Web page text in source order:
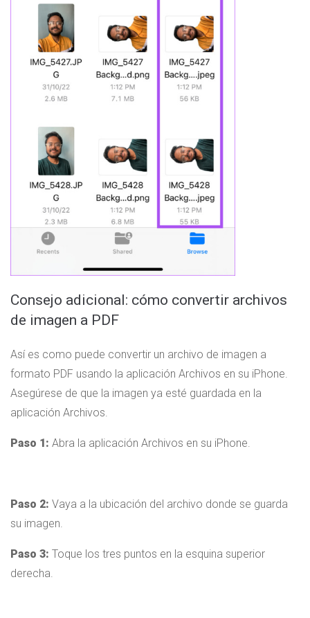
Consejo adicional: cómo convertir archivos
de imagen a PDF
Así es como puede convertir un archivo de imagen a
formato PDF usando la aplicación Archivos en su iPhone.
Asegúrese de que la imagen ya esté guardada en la
aplicación Archivos.
Paso 1: Abra la aplicación Archivos en su iPhone.
Paso 2: Vaya a la ubicación del archivo donde se guarda
su imagen.
Paso 3: Toque los tres puntos en la esquina superior
derecha.